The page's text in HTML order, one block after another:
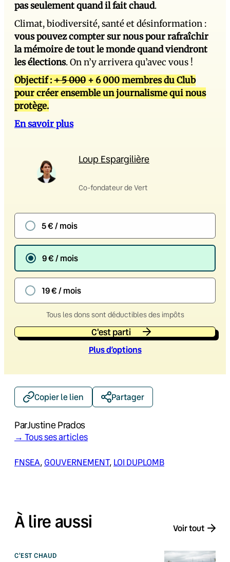
pas seulement quand il fait chaud.
Climat, biodiversité, santé et désinformation :
vous pouvez compter sur nous pour rafraîchir
la mémoire de tout le monde quand viendront
les élections. On n’y arrivera qu’avec vous !
Objectif :+ 5 000 + 6 000 membres du Club
pour créer ensemble un journalisme qui nous
protège.
En savoir plus
Loup Espargilière
Co-fondateur de Vert
5 € / mois
9 € / mois
19 € / mois
Tous les dons sont déductibles des impôts
C'est parti
Plus d’options
Copier le lien Partager
ParJustine Prados
→ Tous ses articles
FNSEA, GOUVERNEMENT, LOI DUPLOMB
À lire aussi Voir tout
C'EST CHAUD